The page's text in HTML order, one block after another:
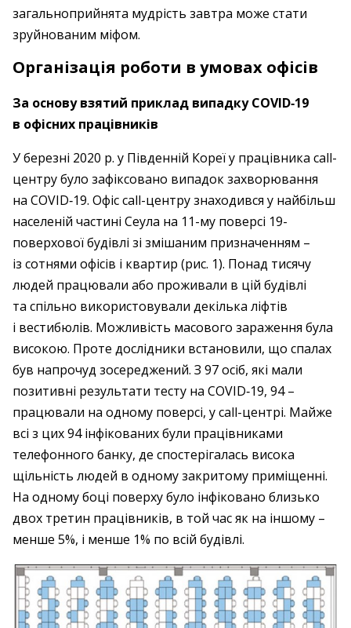
загальноприйнята мудрість завтра може стати
зруйнованим міфом.
Організація роботи в умовах офісів
За основу взятий приклад випадку COVID‑19
в офісних працівників
У березні 2020 р. у Південній Кореї у працівника call-
центру було зафіксовано випадок захворювання
на COVID‑19. Офіс call-центру знаходився у найбільш
населеній частині Сеула на 11-му поверсі 19-
поверхової будівлі зі змішаним призначенням – ​
із сотнями офісів і квартир (рис. 1). Понад тисячу
людей працювали або проживали в цій будівлі
та спільно використовували декілька ліфтів
і вестибюлів. Можливість масового зараження була
високою. Проте дослідники встановили, що спалах
був напрочуд зосереджений. З 97 осіб, які мали
позитивні результати тесту на COVID‑19, 94 – ​
працювали на одному поверсі, у call-центрі. Майже
всі з цих 94 інфікованих були працівниками
телефонного банку, де спостерігалась висока
щільність людей в одному закритому приміщенні.
На одному боці поверху було інфіковано близько
двох третин працівників, в той час як на іншому – ​
менше 5%, і менше 1% по всій будівлі.